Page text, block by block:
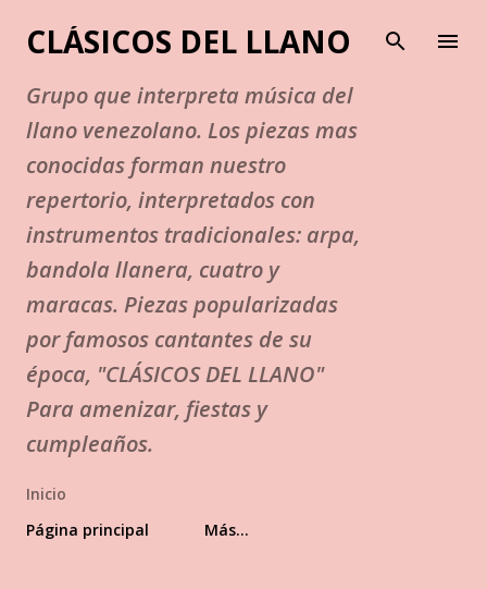
Ir al contenido principal
CLÁSICOS DEL LLANO
Grupo que interpreta música del
llano venezolano. Los piezas mas
conocidas forman nuestro
repertorio, interpretados con
instrumentos tradicionales: arpa,
bandola llanera, cuatro y
maracas. Piezas popularizadas
por famosos cantantes de su
época, "CLÁSICOS DEL LLANO"
Para amenizar, fiestas y
cumpleaños.
Inicio
Página principal
Más…